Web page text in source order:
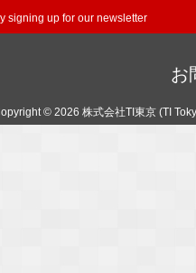
signing up for our newsletter
お
© 2026 株式会社TI東京 (TI